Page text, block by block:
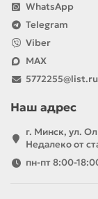
WhatsApp
Telegram
Viber
MAX
5772255@list.ru
Наш адрес
г. Минск, ул.
Недалеко от
пн-пт 8:00-